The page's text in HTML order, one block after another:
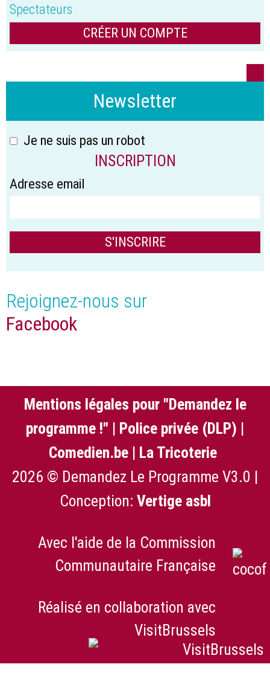
Spectateurs
CRÉER UN COMPTE
Newsletter
Je ne suis pas un robot
INSCRIPTION
Adresse email
Rejoignez-nous sur
Facebook
Mentions légales pour "Demandez le
programme !" | Police privée (DLP) |
Comedien.be | La Tricoterie
2026 © Demandez Le Programme V3.0 |
Conception: Vertige asbl
Avec l'aide de la Commission
Communautaire Française
Réalisé en collaboration avec
VisitBrussels